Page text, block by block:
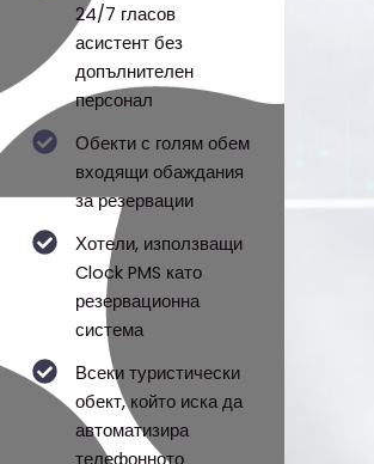
24/7 гласов
асистент без
допълнителен
персонал
Обекти с голям обем
входящи обаждания
за резервации
Хотели, използващи
Clock PMS като
резервационна
система
Всеки туристически
обект, който иска да
автоматизира